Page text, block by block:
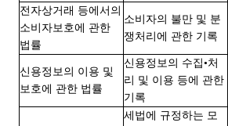
전자상거래 등에서의
소비자보호에 관한
법률
소비자의 불만 및 분
쟁처리에 관한 기록
신용정보의 이용 및
보호에 관한 법률
신용정보의 수집•처
리 및 이용 등에 관한
기록
세법에 규정하는 모